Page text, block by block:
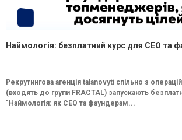
Наймологія: безплатний курс для CEO та
Рекрутингова агенція talanovyti спільно з
(входять до групи FRACTAL) запускають
"Наймологія: як СEO та фаундерам...